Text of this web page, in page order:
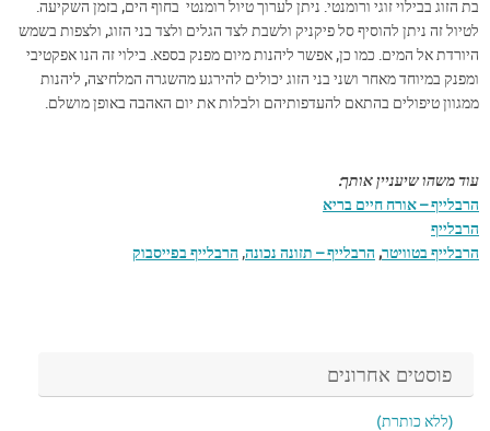
בת הזוג בבילוי זוגי ורומנטי. ניתן לערוך טיול רומנטי בחוף הים, בזמן השקיעה.
לטיול זה ניתן להוסיף סל פיקניק ולשבת לצד הגלים ולצד בני הזוג, ולצפות בשמש
היורדת אל המים. כמו כן, אפשר ליהנות מיום מפנק בספא. בילוי זה הנו אפקטיבי
ומפנק במיוחד מאחר ושני בני הזוג יכולים להירגע מהשגרה המלחיצה, ליהנות
ממגוון טיפולים בהתאם להעדפותיהם ולבלות את יום האהבה באופן מושלם.
עוד משהו שיעניין אותך:
הרבלייף – אורח חיים בריא
הרבלייף
הרבלייף בטוויטר, הרבלייף – תזונה נכונה, הרבלייף בפייסבוק
פוסטים אחרונים
(ללא כותרת)